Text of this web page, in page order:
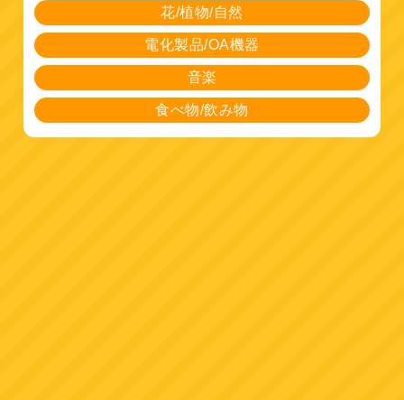
花/植物/自然
電化製品/OA機器
音楽
食べ物/飲み物